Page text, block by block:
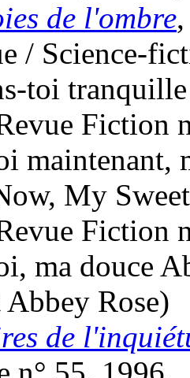
de l'ombre
/ Science-
toi tranquille
Fiction
maintenant,
My
Fiction
ma douce
Rose)
de